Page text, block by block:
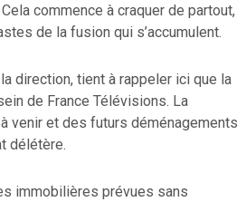
commence à craquer de partout,
de la fusion qui s’accumulent.
direction, tient à rappeler ici que la
de France Télévisions. La
venir et des futurs déménagements
délétère.
immobilières prévues sans